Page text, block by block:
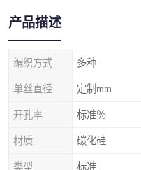
产品描述
编织方式 多种
单丝直径 定制mm
开孔率 标准％
材质 碳化硅
类型 标准